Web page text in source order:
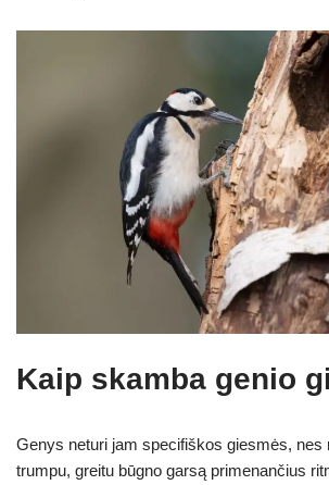
Kaip skamba genio
Genys neturi jam specifiškos giesmės, nes
trumpu, greitu būgno garsą primenančius